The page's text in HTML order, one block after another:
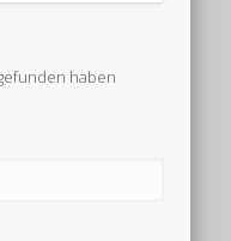
haben